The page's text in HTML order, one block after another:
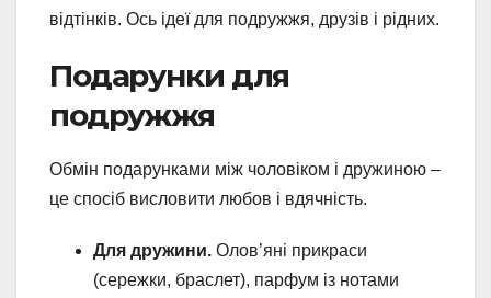
відтінків. Ось ідеї для подружжя, друзів і рідних.
Подарунки для
подружжя
Обмін подарунками між чоловіком і дружиною –
це спосіб висловити любов і вдячність.
Для дружини. Олов’яні прикраси
(сережки, браслет), парфум із нотами